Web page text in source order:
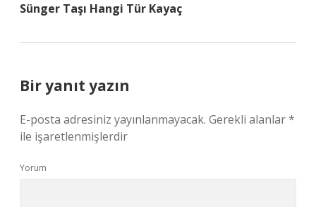
Sünger Taşı Hangi Tür Kayaç
Bir yanıt yazın
E-posta adresiniz yayınlanmayacak. Gerekli alanlar*
ile işaretlenmişlerdir
Yorum